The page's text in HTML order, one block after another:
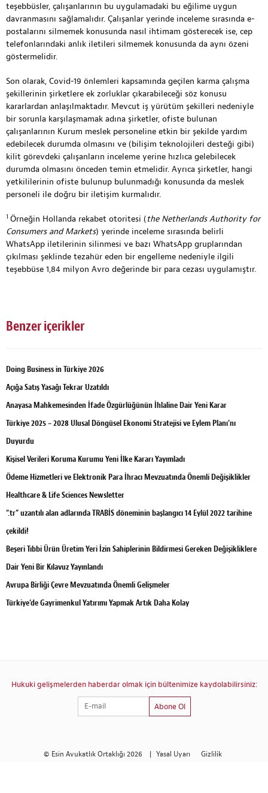
teşebbüsler, çalışanlarının bu uygulamadaki bu eğilime uygun
davranmasını sağlamalıdır. Çalışanlar yerinde inceleme sırasında e-
postalarını silmemek konusunda nasıl ihtimam gösterecek ise, cep
telefonlarındaki anlık iletileri silmemek konusunda da aynı özeni
göstermelidir.
Son olarak, Covid-19 önlemleri kapsamında geçilen karma çalışma
şekillerinin şirketlere ek zorluklar çıkarabileceği söz konusu
kararlardan anlaşılmaktadır. Mevcut iş yürütüm şekilleri nedeniyle
bir sorunla karşılaşmamak adına şirketler, ofiste bulunan
çalışanlarının Kurum meslek personeline etkin bir şekilde yardım
edebilecek durumda olmasını ve (bilişim teknolojileri desteği gibi)
kilit görevdeki çalışanların inceleme yerine hızlıca gelebilecek
durumda olmasını önceden temin etmelidir. Ayrıca şirketler, hangi
yetkililerinin ofiste bulunup bulunmadığı konusunda da meslek
personeli ile doğru bir iletişim kurmalıdır.
1 Örneğin Hollanda rekabet otoritesi (the Netherlands Authority for
Consumers and Markets) yerinde inceleme sırasında belirli
WhatsApp iletilerinin silinmesi ve bazı WhatsApp gruplarından
çıkılması şeklinde tezahür eden bir engelleme nedeniyle ilgili
teşebbüse 1,84 milyon Avro değerinde bir para cezası uygulamıştır.
Benzer içerikler
Doing Business in Türkiye 2026
Açığa Satış Yasağı Tekrar Uzatıldı
Anayasa Mahkemesinden İfade Özgürlüğünün İhlaline Dair Yeni Karar
Türkiye 2025 – 2028 Ulusal Döngüsel Ekonomi Stratejisi ve Eylem Planı’nı
Duyurdu
Kişisel Verileri Koruma Kurumu Yeni İlke Kararı Yayımladı
Ödeme Hizmetleri ve Elektronik Para İhracı Mevzuatında Önemli Değişiklikler
Healthcare & Life Sciences Newsletter
“.tr” uzantılı alan adlarında TRABİS döneminin başlangıcı 14 Eylül 2022 tarihine
çekildi!
Beşeri Tıbbi Ürün Üretim Yeri İzin Sahiplerinin Bildirmesi Gereken Değişikliklere
Dair Yeni Bir Kılavuz Yayınlandı
Avrupa Birliği Çevre Mevzuatında Önemli Gelişmeler
Türkiye’de Gayrimenkul Yatırımı Yapmak Artık Daha Kolay
Hukuki gelişmelerden haberdar olmak için bültenimize kaydolabilirsiniz:
Abone Ol
© Esin Avukatlık Ortaklığı 2026 | Yasal Uyarı Gizlilik